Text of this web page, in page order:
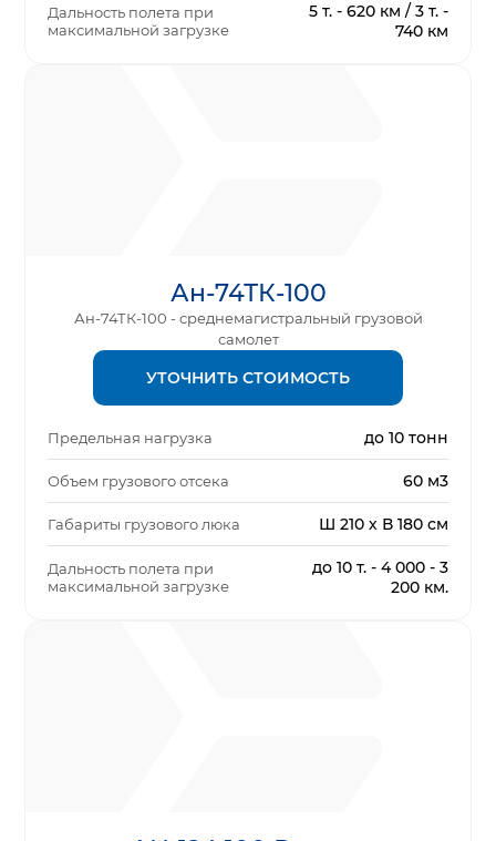
Дальность полета при
максимальной загрузке
5 т. - 620 км / 3 т. -
740 км
Ан-74ТК-100
Ан-74ТК-100 - среднемагистральный грузовой
самолет
УТОЧНИТЬ СТОИМОСТЬ
Предельная нагрузка до 10 тонн
Объем грузового отсека 60 м3
Габариты грузового люка Ш 210 х В 180 см
Дальность полета при
максимальной загрузке
до 10 т. - 4 000 - 3
200 км.